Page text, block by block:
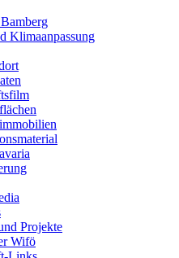
Klimaanpassung
Projekte
Wifö